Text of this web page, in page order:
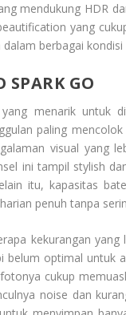
mendukung HDR
yang
berbagai kondisi
SPARK GO
menarik untuk
paling
visual yang
ini tampil stylish
itu, kapasitas
penuh tanpa
kekurangan
optimal untuk
cukup
noise dan